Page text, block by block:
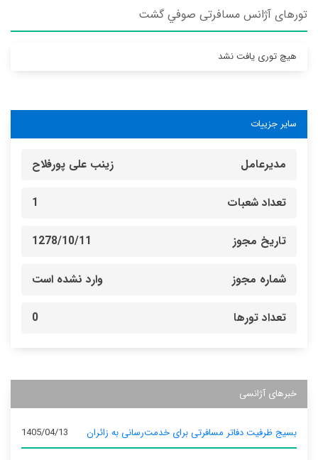
تورهای آژانس مسافرتی صوفي گشت
هیچ توری یافت نشد
سایر جزییات
مدیرعامل زینب علی پورفلاح
تعداد شعبات 1
تاریخ مجوز 1278/10/11
شماره مجوز وارد نشده است
تعداد تورها 0
خبرهای آژانسی
بسیج ظرفیت دفاتر مسافرتی برای خدمت‌رسانی به زائران 1405/04/13